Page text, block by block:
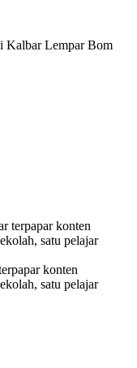
Kalbar Lempar Bom
konten
satu pelajar